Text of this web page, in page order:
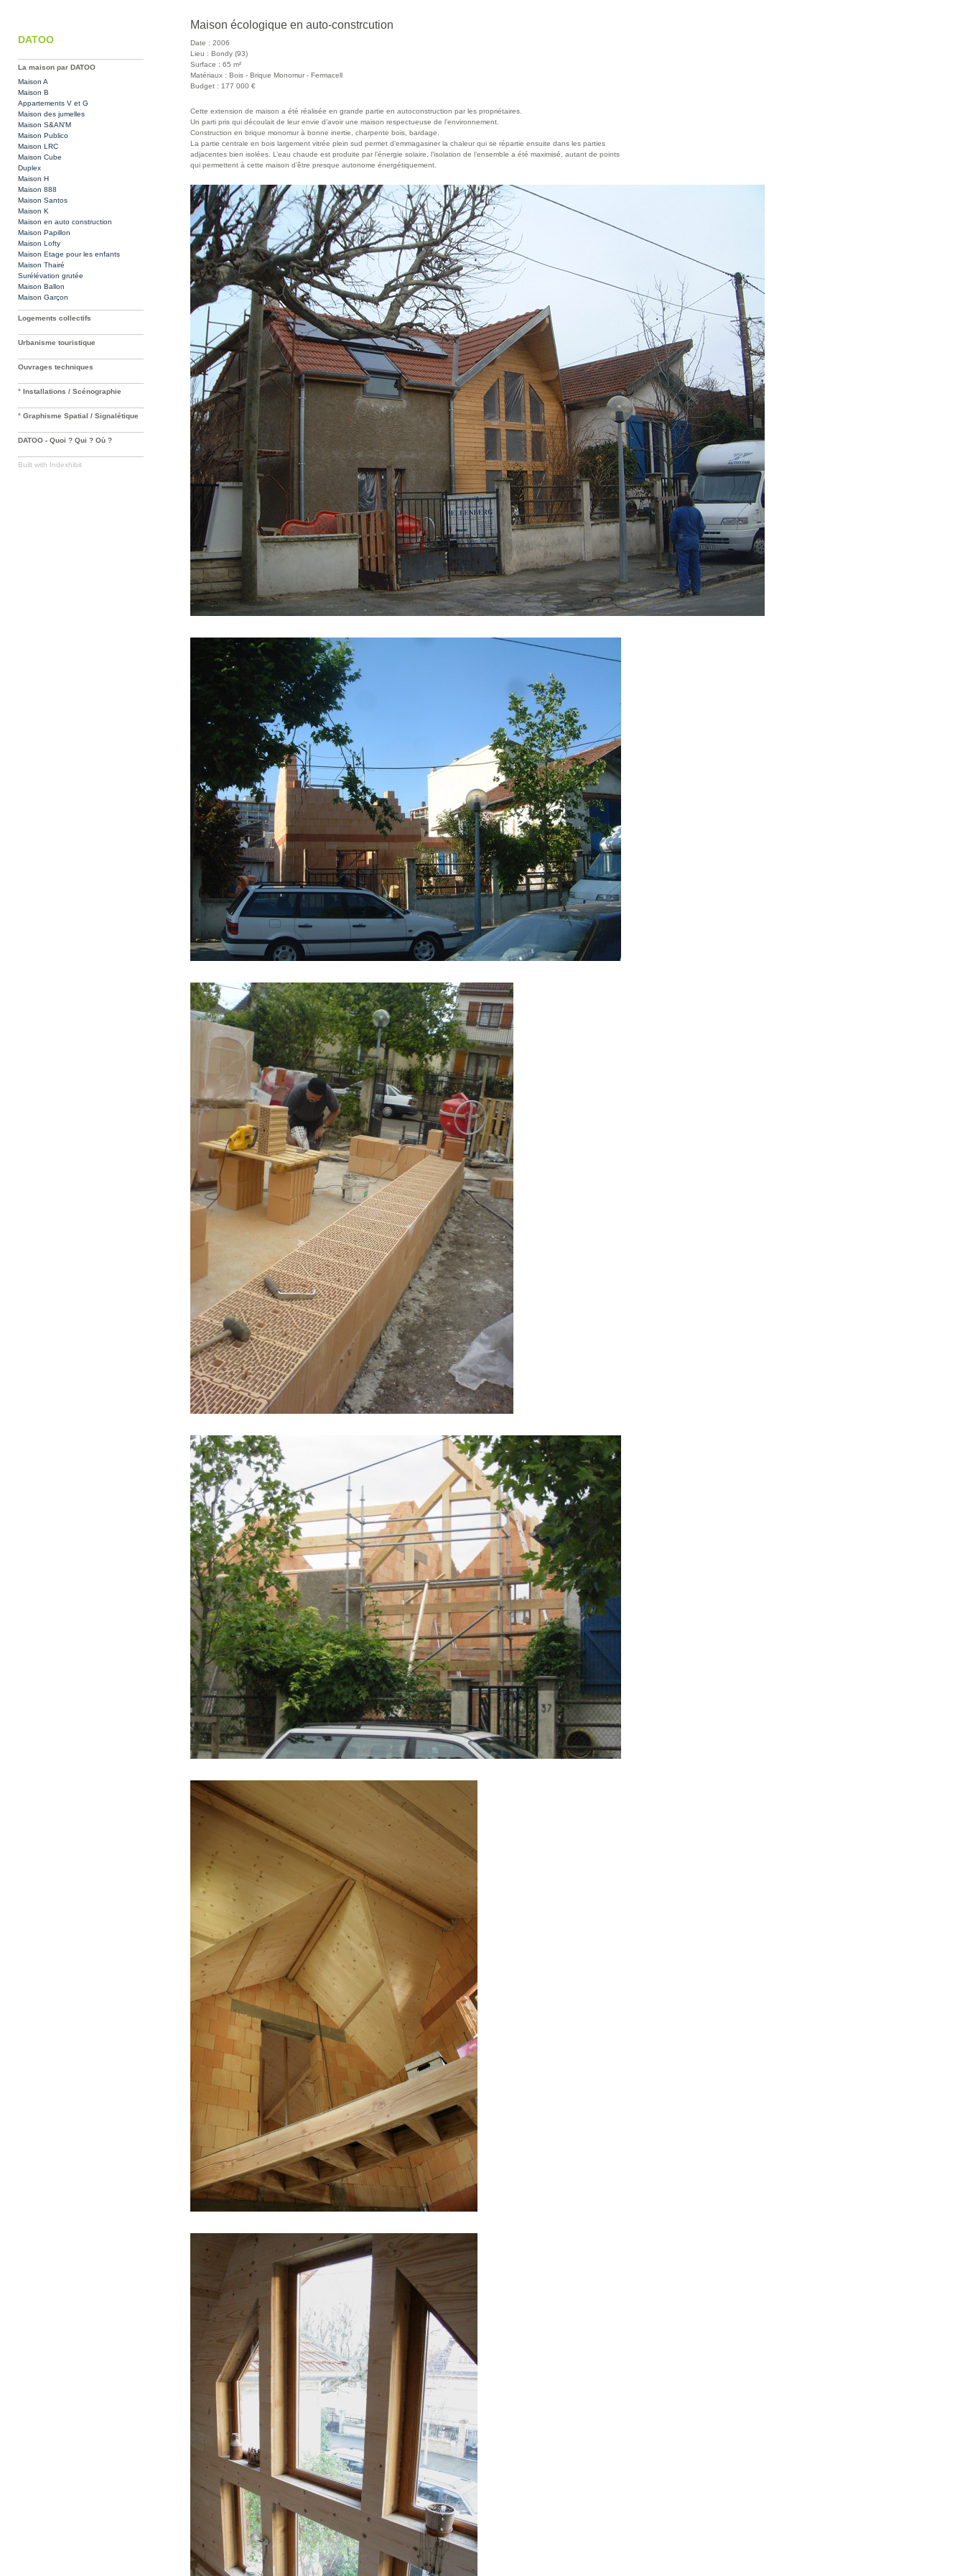
DATOO
La maison par DATOO
Maison A
Maison B
Appartements V et G
Maison des jumelles
Maison S&AN'M
Maison Publico
Maison LRC
Maison Cube
Duplex
Maison H
Maison 888
Maison Santos
Maison K
Maison en auto construction
Maison Papillon
Maison Lofty
Maison Etage pour les enfants
Maison Thairé
Surélévation grutée
Maison Ballon
Maison Garçon
Logements collectifs
Urbanisme touristique
Ouvrages techniques
° Installations / Scénographie
° Graphisme Spatial / Signalétique
DATOO - Quoi ? Qui ? Où ?
Built with Indexhibit
Maison écologique en auto-constrcution
Date : 2006
Lieu : Bondy (93)
Surface : 65 m²
Matériaux : Bois - Brique Monomur - Fermacell
Budget : 177 000 €
Cette extension de maison a été réalisée en grande partie en autoconstruction par les propriétaires.
Un parti pris qui découlait de leur envie d’avoir une maison respectueuse de l’environnement.
Construction en brique monomur à bonne inertie, charpente bois, bardage.
La partie centrale en bois largement vitrée plein sud permet d’emmagasiner la chaleur qui se répartie ensuite dans les parties
adjacentes bien isolées. L’eau chaude est produite par l’énergie solaire, l’isolation de l’ensemble a été maximisé, autant de points
qui permettent à cette maison d’être presque autonome énergétiquement.